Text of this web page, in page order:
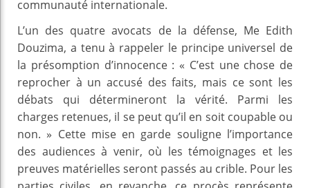
communauté internationale.
L’un des quatre avocats de la défense, Me Edith
Douzima, a tenu à rappeler le principe universel de
la présomption d’innocence : « C’est une chose de
reprocher à un accusé des faits, mais ce sont les
débats qui détermineront la vérité. Parmi les
charges retenues, il se peut qu’il en soit coupable ou
non. » Cette mise en garde souligne l’importance
des audiences à venir, où les témoignages et les
preuves matérielles seront passés au crible. Pour les